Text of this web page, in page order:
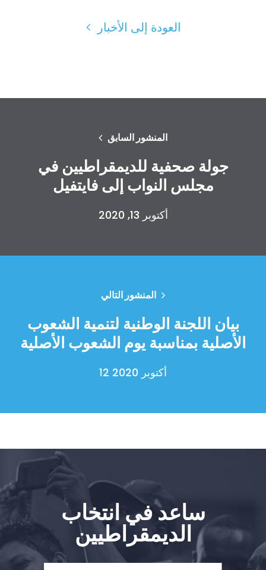
Take Back the Courts
الصحافة
حفلتك
الإجراء
Vote
تبرع
العودة إلى الأخبار
المنشور السابق
جولة صحفية للديمقراطيين في
مجلس النواب إلى فايتفيل
أكتوبر 13, 2020
المنشور التالي
بيان اللجنة الوطنية لتنمية الشعوب
الأصلية بمناسبة يوم الشعوب الأصلية
12 أكتوبر 2020
ساعد في انتخاب
الديمقراطيين